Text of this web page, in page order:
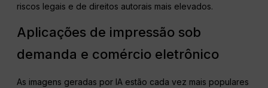
riscos legais e de direitos autorais mais elevados.
Aplicações de impressão sob
demanda e comércio eletrônico
As imagens geradas por IA estão cada vez mais populares